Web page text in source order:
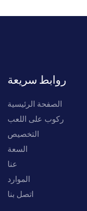
روابط سريعة
الصفحة الرئيسية
ركوب على اللعب
التخصيص
السعة
عنا
الموارد
اتصل بنا